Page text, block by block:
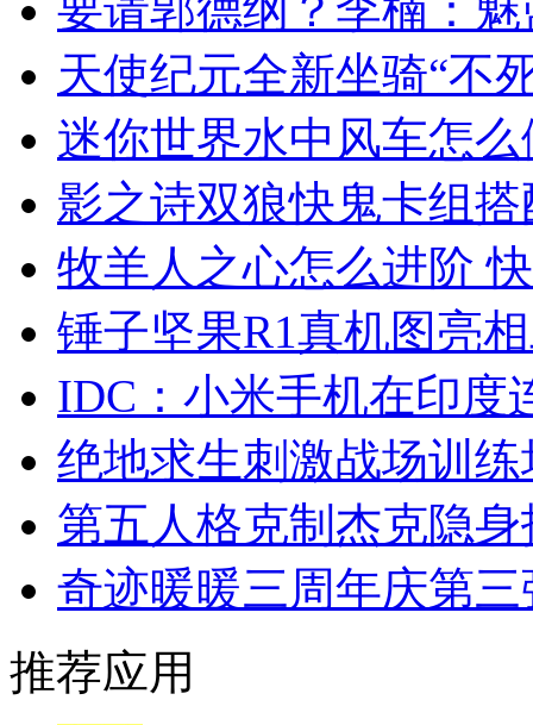
要请郭德纲？李楠：
天使纪元全新坐骑“不
迷你世界水中风车怎
影之诗双狼快鬼卡组
牧羊人之心怎么进阶
锤子坚果R1真机图亮
IDC：小米手机在印度
绝地求生刺激战场训
第五人格克制杰克隐
奇迹暖暖三周年庆第
推荐应用